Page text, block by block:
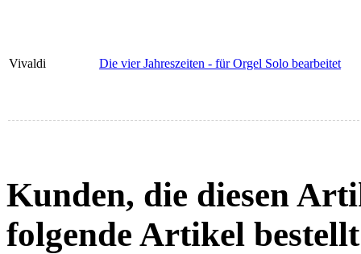
Vivaldi Die vier Jahreszeiten - für Orgel Solo bearbeitet
Kunden, die diesen
folgende Artikel